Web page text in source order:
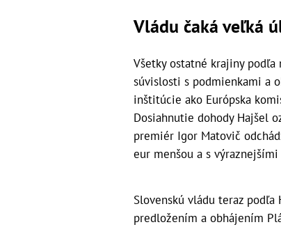
Vládu čaká veľká
Všetky ostatné krajiny
súvislosti s podmienkami a
inštitúcie ako Európska
Dosiahnutie dohody Hajšel
premiér Igor Matovič
eur menšou a s
Slovenskú vládu teraz podľa
predložením a obhájením